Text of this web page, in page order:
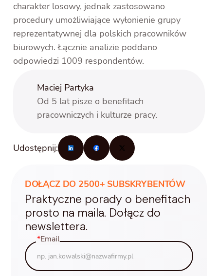
charakter losowy, jednak zastosowano
procedury umożliwiające wyłonienie grupy
reprezentatywnej dla polskich pracowników
biurowych. Łącznie analizie poddano
odpowiedzi 1009 respondentów.
Maciej Partyka
Od 5 lat pisze o benefitach
pracowniczych i kulturze pracy.
Udostępnij:
DOŁĄCZ DO 2500+ SUBSKRYBENTÓW
Praktyczne porady o benefitach
prosto na maila. Dołącz do
newslettera.
*Email